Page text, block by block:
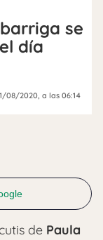
se
día
08/2020 , a las 06:14
de Paula